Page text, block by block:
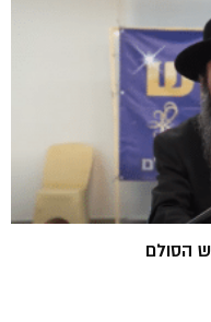
הסולם